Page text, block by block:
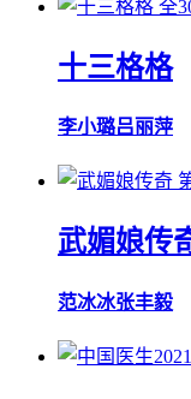
全
十三格格
李小璐吕丽萍
武媚娘传
范冰冰张丰毅